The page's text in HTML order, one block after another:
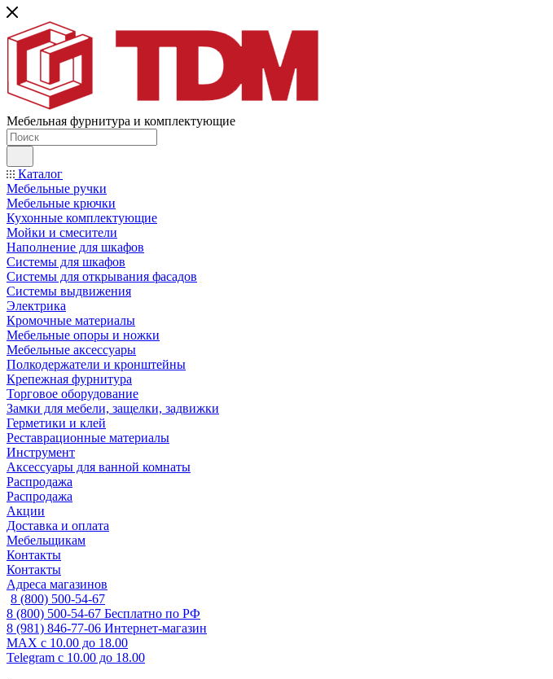
Мебельная фурнитура и комплектующие
Каталог
Мебельные ручки
Мебельные крючки
Кухонные комплектующие
Мойки и смесители
Наполнение для шкафов
Cистемы для шкафов
Системы для открывания фасадов
Системы выдвижения
Электрика
Кромочные материалы
Мебельные опоры и ножки
Мебельные аксессуары
Полкодержатели и кронштейны
Крепежная фурнитура
Торговое оборудование
Замки для мебели, защелки, задвижки
Герметики и клей
Реставрационные материалы
Инструмент
Аксессуары для ванной комнаты
Распродажа
Распродажа
Акции
Доставка и оплата
Мебельщикам
Контакты
Контакты
Адреса магазинов
8 (800) 500-54-67
8 (800) 500-54-67 Бесплатно по РФ
8 (981) 846-77-06 Интернет-магазин
MAX с 10.00 до 18.00
Telegram с 10.00 до 18.00